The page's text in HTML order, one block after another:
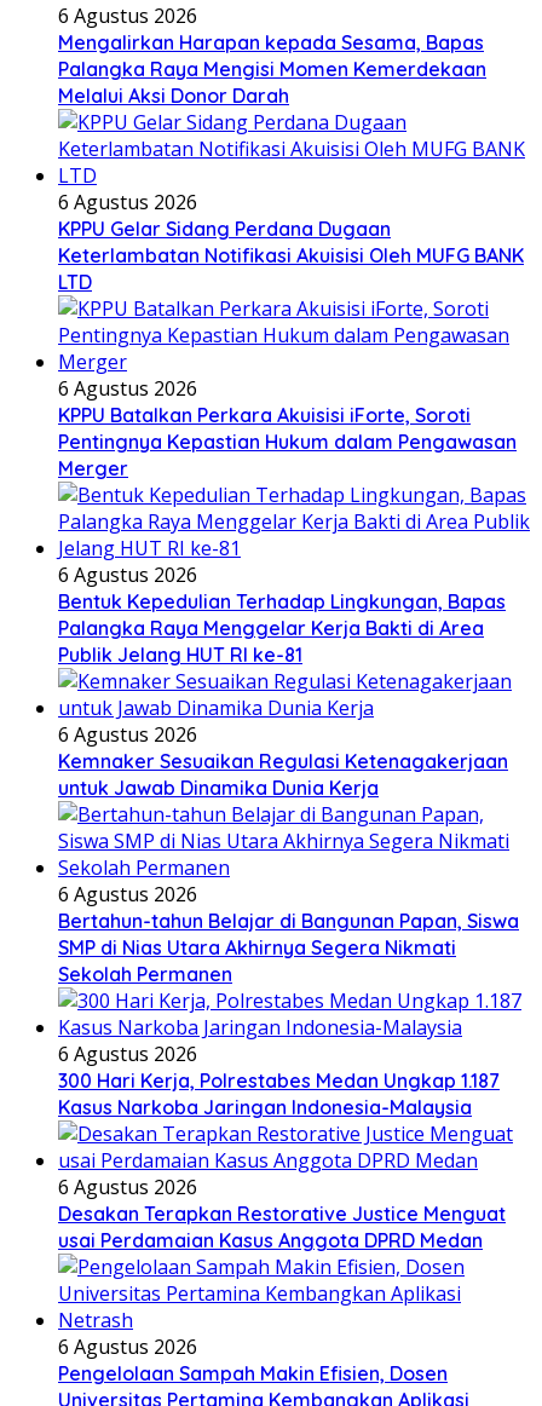
6 Agustus 2026
Mengalirkan Harapan kepada Sesama, Bapas
Palangka Raya Mengisi Momen Kemerdekaan
Melalui Aksi Donor Darah
6 Agustus 2026
KPPU Gelar Sidang Perdana Dugaan
Keterlambatan Notifikasi Akuisisi Oleh MUFG BANK
LTD
6 Agustus 2026
KPPU Batalkan Perkara Akuisisi iForte, Soroti
Pentingnya Kepastian Hukum dalam Pengawasan
Merger
6 Agustus 2026
Bentuk Kepedulian Terhadap Lingkungan, Bapas
Palangka Raya Menggelar Kerja Bakti di Area
Publik Jelang HUT RI ke-81
6 Agustus 2026
Kemnaker Sesuaikan Regulasi Ketenagakerjaan
untuk Jawab Dinamika Dunia Kerja
6 Agustus 2026
Bertahun-tahun Belajar di Bangunan Papan, Siswa
SMP di Nias Utara Akhirnya Segera Nikmati
Sekolah Permanen
6 Agustus 2026
300 Hari Kerja, Polrestabes Medan Ungkap 1.187
Kasus Narkoba Jaringan Indonesia-Malaysia
6 Agustus 2026
Desakan Terapkan Restorative Justice Menguat
usai Perdamaian Kasus Anggota DPRD Medan
6 Agustus 2026
Pengelolaan Sampah Makin Efisien, Dosen
Universitas Pertamina Kembangkan Aplikasi